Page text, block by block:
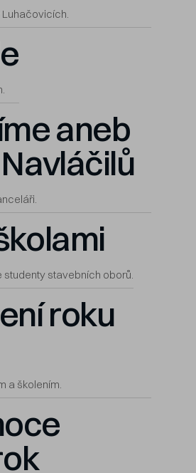
aneb
stavebních oborů.
roku
a školením.